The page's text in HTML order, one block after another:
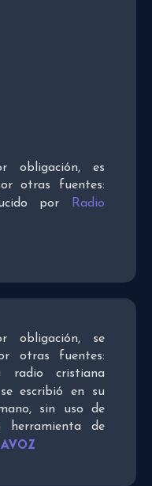
obligación, es
otras fuentes:
por Radio
obligación, se
otras fuentes:
radio cristiana
escribió en su
sin uso de
herramienta de